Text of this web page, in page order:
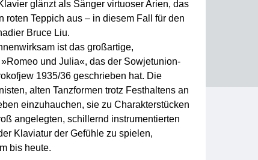
glänzt als Sänger virtuoser Arien, das
roten Teppich aus – in diesem Fall für den
Bruce Liu.
ist das großartige,
und Julia«, das der Sowjetunion-
1935/36 geschrieben hat. Die
alten Tanzformen trotz Festhaltens an
einzuhauchen, sie zu Charakterstücken
angelegten, schillernd instrumentierten
Klaviatur der Gefühle zu spielen,
bis heute.